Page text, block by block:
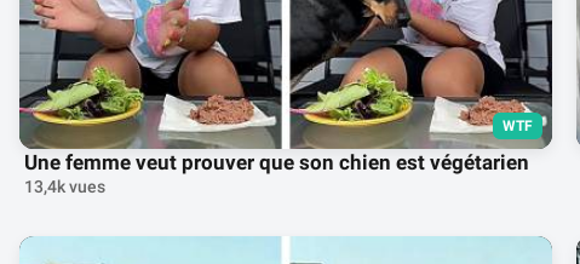
WTF
Une femme veut prouver que son chien est végétarien
13,4k vues